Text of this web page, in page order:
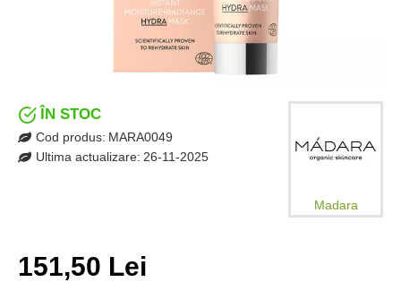
151,50 Lei
ÎN STOC
Cod produs: MARA0049
Ultima actualizare: 26-11-2025
Madara